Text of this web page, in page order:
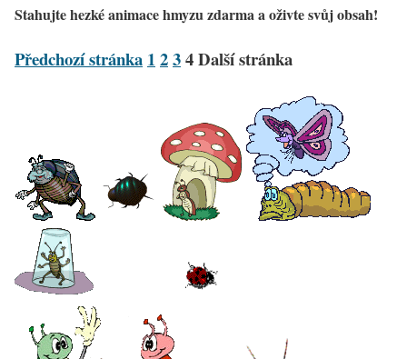
Stahujte hezké animace hmyzu zdarma a oživte svůj obsah!
Předchozí stránka 1234Další stránka